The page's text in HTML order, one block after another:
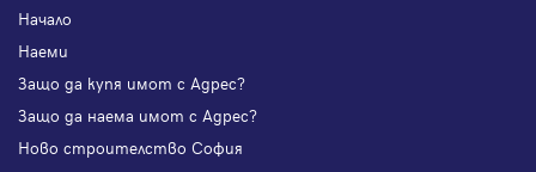
Начало
Наеми
Защо да купя имот с Адрес?
Защо да наема имот с Адрес?
Ново строителство София